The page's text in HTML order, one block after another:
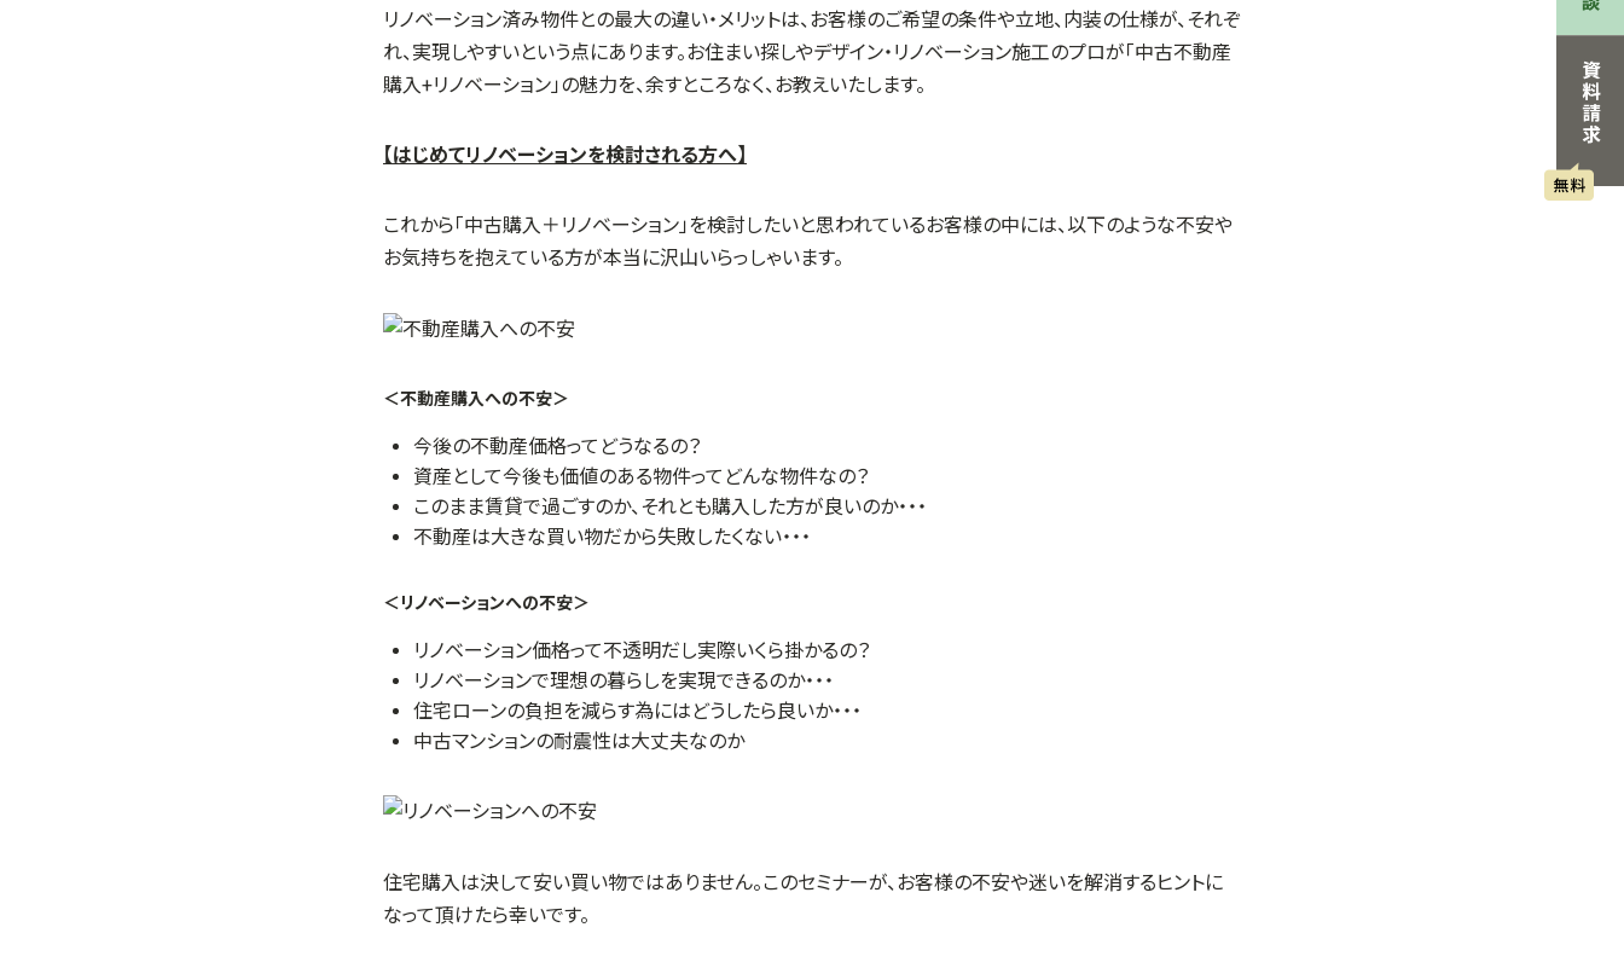
リノベーション済み物件との最大の違い・メリットは、お客様のご希望の条件や立地、内装の仕様が、それぞ
れ、実現しやすいという点にあります。お住まい探しやデザイン・リノベーション施工のプロが「中古不動産
購入+リノベーション」の魅力を、余すところなく、お教えいたします。
【はじめてリノベーションを検討される方へ】
これから「中古購入＋リノベーション」を検討したいと思われているお客様の中には、以下のような不安や
お気持ちを抱えている方が本当に沢山いらっしゃいます。
＜不動産購入への不安＞
今後の不動産価格ってどうなるの？
資産として今後も価値のある物件ってどんな物件なの？
このまま賃貸で過ごすのか、それとも購入した方が良いのか・・・
不動産は大きな買い物だから失敗したくない・・・
＜リノベーションへの不安＞
リノベーション価格って不透明だし実際いくら掛かるの？
リノベーションで理想の暮らしを実現できるのか・・・
住宅ローンの負担を減らす為にはどうしたら良いか・・・
中古マンションの耐震性は大丈夫なのか
住宅購入は決して安い買い物ではありません。このセミナーが、お客様の不安や迷いを解消するヒントに
なって頂けたら幸いです。